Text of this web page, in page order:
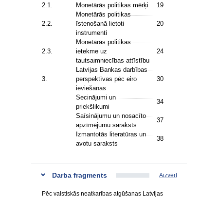
2.1.
Monetārās politikas mērķi 19
2.2.
Monetārās politikas
īstenošanā lietoti
instrumenti
20
2.3.
Monetārās politikas
ietekme uz
tautsaimniecības attīstību
24
3.
Latvijas Bankas darbības
perspektīvas pēc eiro
ieviešanas
30
Secinājumi un
priekšlikumi
34
Saīsinājumu un nosacīto
apzīmējumu saraksts
37
Izmantotās literatūras un
avotu saraksts
38
Darba fragments Aizvērt
Pēc valstiskās neatkarības atgūšanas Latvijas